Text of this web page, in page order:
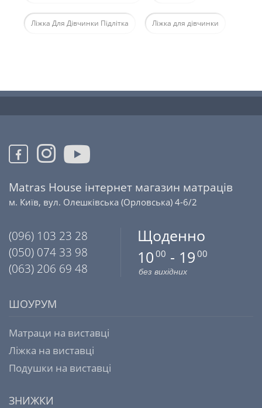
Ліжка Для Дівчинки Підлітка Ліжка для дівчинки
Matras House інтернет магазин матраців
м. Київ, вул. Олешківська (Орловська) 4-6/2
(096) 103 23 28
(050) 074 33 98
(063) 206 69 48
Щоденно
10 00 - 19 00
без вихідних
ШОУРУМ
Матраци на виставці
Ліжка на виставці
Подушки на виставці
ЗНИЖКИ